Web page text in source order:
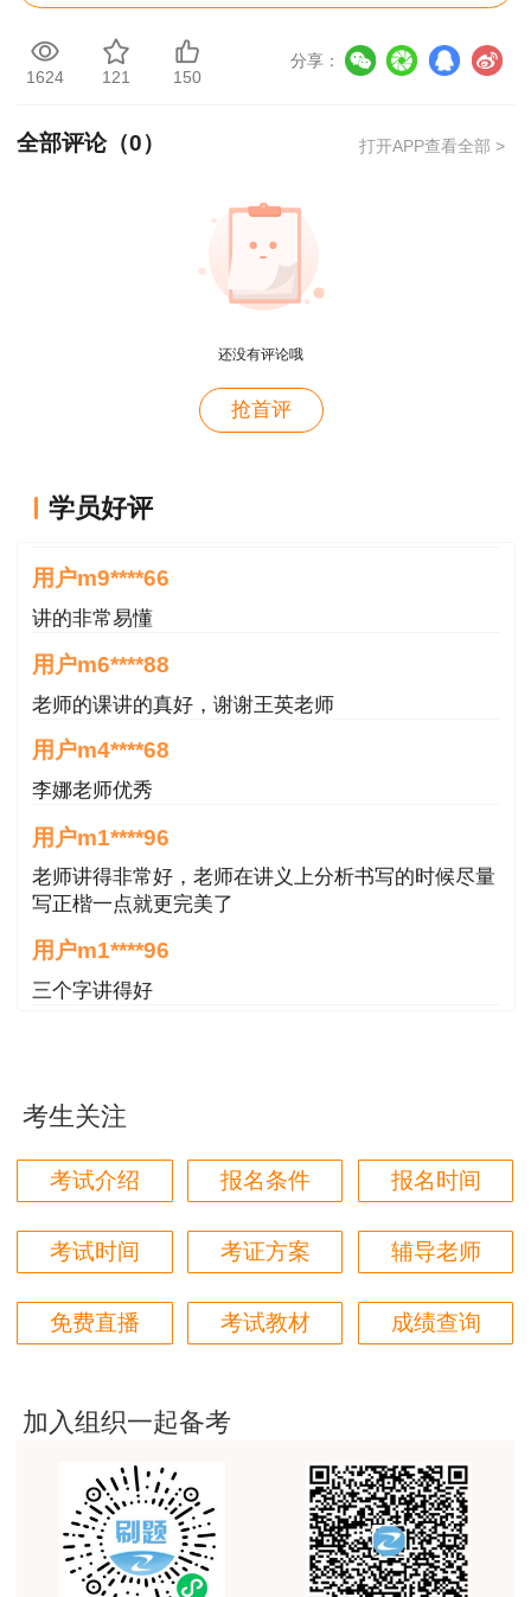
4.做好保护措施：在完成防水层后，应根据实
际情况采取相应的保护措施，如铺设细石混凝土或
砂浆作为隔离层，防止后续施工对防水层造成破
严格的施工标准，在使用过程中也可能会出现老
化、损坏等问题。因此，定期进行屋面检查，并及
时修复发现的问题是非常必要的。
节点部位的防水效果，延长建筑物的使用寿命。
1624 121 150
分享：
全部评论（0） 打开APP查看全部 >
还没有评论哦
抢首评
学员好评
用户zh****35
用户m9****66
讲的非常易懂
用户m6****88
老师的课讲的真好，谢谢王英老师
用户m4****68
李娜老师优秀
用户m1****96
老师讲得非常好，老师在讲义上分析书写的时候尽量
写正楷一点就更完美了
用户m1****96
三个字讲得好
用户m1****88
太喜欢王英老师了
用户m5****68
平台历史购买的课程，老师讲的多非常好
老师讲的很细致很认真，课件准备充分也非常有耐
用户m0****88
最棒的预习课
用户m2****66
越听越觉得好
考生关注
考试介绍 报名条件 报名时间
考试时间 考证方案 辅导老师
免费直播 考试教材 成绩查询
加入组织一起备考